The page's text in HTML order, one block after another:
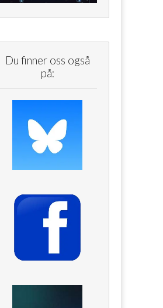
Du finner oss også
på: